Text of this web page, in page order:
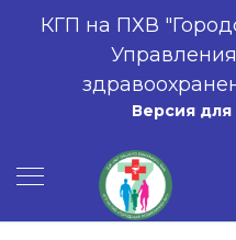
КГП на ПХВ
Версия